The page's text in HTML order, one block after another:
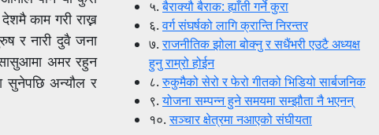
काम गरी राख्न
र नारी दुवै जना
अमर रहुन
सुनेपछि अन्यौल र
५.बैराक्यौ बैराक: ह्याँती गर्ने कुरा
६.वर्ग संघर्षको लागि क्रान्ति निरन्तर
७.राजनीतिक झोला बोक्नु र सधैंभरी एउटै अध्यक्ष
हुनु राम्रो होईन
८.रुकुमैको सेरो र फेरो गीतको भिडियो सार्बजनिक
९.योजना सम्पन्न हुने समयमा सम्झौता नै भएनन्
१०.सञ्चार क्षेत्रमा नआएको संघीयता